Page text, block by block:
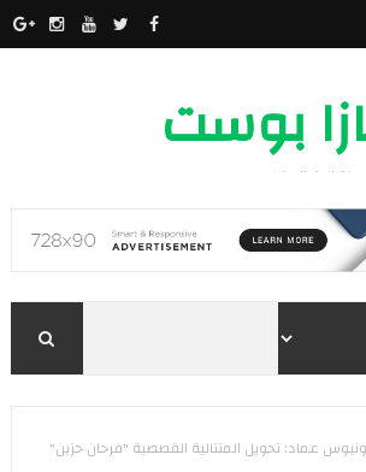
بوست
الدار البيضاء
عماد: تحويل المتتالية القصصية "فرحان حزين"